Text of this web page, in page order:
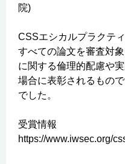
院)
CSSエシカルプラクテ
すべての論文を審査対
に関する倫理的配慮や
場合に表彰されるもの
でした。
受賞情報
https://www.iwsec.org/